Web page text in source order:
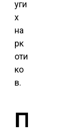
уги
х
на
рк
оти
ко
в.
П